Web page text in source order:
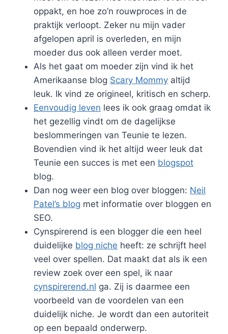
oppakt, en hoe zo’n rouwproces in de
praktijk verloopt. Zeker nu mijn vader
afgelopen april is overleden, en mijn
moeder dus ook alleen verder moet.
Als het gaat om moeder zijn vind ik het
Amerikaanse blog Scary Mommy altijd
leuk. Ik vind ze origineel, kritisch en scherp.
Eenvoudig leven lees ik ook graag omdat ik
het gezellig vindt om de dagelijkse
beslommeringen van Teunie te lezen.
Bovendien vind ik het altijd weer leuk dat
Teunie een succes is met een blogspot
blog.
Dan nog weer een blog over bloggen: Neil
Patel’s blog met informatie over bloggen en
SEO.
Cynspirerend is een blogger die een heel
duidelijke blog niche heeft: ze schrijft heel
veel over spellen. Dat maakt dat als ik een
review zoek over een spel, ik naar
cynspirerend.nl ga. Zij is daarmee een
voorbeeld van de voordelen van een
duidelijk niche. Je wordt dan een autoriteit
op een bepaald onderwerp.